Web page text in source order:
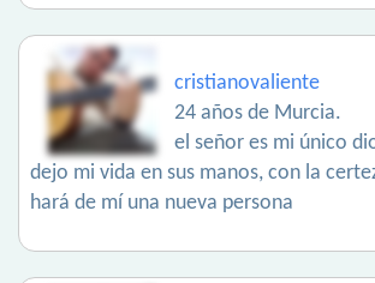
cristianovaliente
24 años de Murcia.
el señor es mi único
dejo mi vida en sus manos, con la
hará de mí una nueva persona